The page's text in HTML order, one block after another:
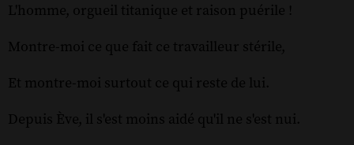
L'homme, orgueil titanique et raison puérile !
Montre-moi ce que fait ce travailleur stérile,
Et montre-moi surtout ce qui reste de lui.
Depuis Ève, il s'est moins aidé qu'il ne s'est nui.